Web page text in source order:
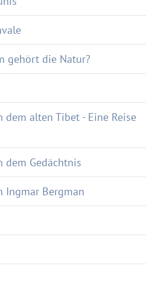
gehört die Natur?
dem alten Tibet - Eine Reise
dem Gedächtnis
Ingmar Bergman